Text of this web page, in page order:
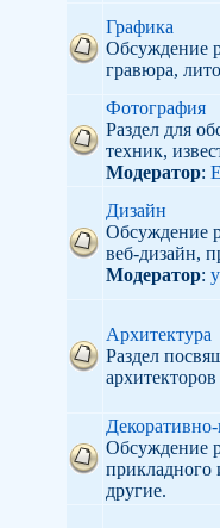
Графика
Обсуждение
гравюра,
Фотография
Раздел для
техник,
Модератор:
Дизайн
Обсуждение
веб-дизайн,
Модератор:
Архитектура
Раздел
Обсуждение
прикладного
другие.